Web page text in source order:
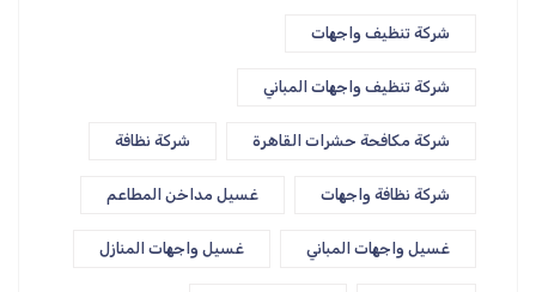
شركة تنظيف واجهات
شركة تنظيف واجهات المباني
شركة مكافحة حشرات القاهرة شركة نظافة
شركة نظافة واجهات غسيل مداخن المطاعم
غسيل واجهات المباني غسيل واجهات المنازل